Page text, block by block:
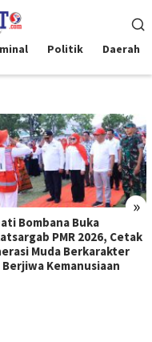
Politik Daerah
»
Bombana Buka
PMR 2026, Cetak
Muda Berkarakter
Berjiwa Kemanusiaan